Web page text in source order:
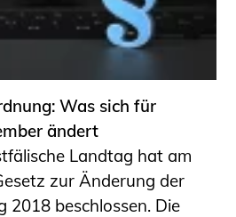
Was sich für
ändert
Landtag hat am
zur Änderung der
2018 beschlossen. Die